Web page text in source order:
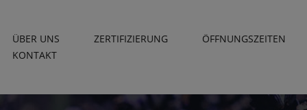
ÜBER UNS ZERTIFIZIERUNG
ÖFFNUNGSZEITEN
KONTAKT